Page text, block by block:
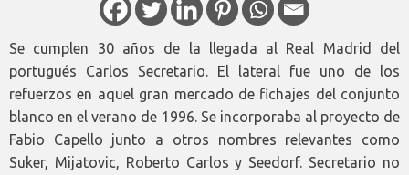
Se cumplen 30 años de la llegada al Real Madrid del
portugués Carlos Secretario. El lateral fue uno de los
refuerzos en aquel gran mercado de fichajes del conjunto
blanco en el verano de 1996. Se incorporaba al proyecto de
Fabio Capello junto a otros nombres relevantes como
Suker, Mijatovic, Roberto Carlos y Seedorf. Secretario no